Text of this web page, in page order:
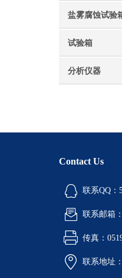
盐雾腐蚀试验
试验箱
分析仪器
Contact Us
联系QQ：
联系邮箱
传真：
联系地址